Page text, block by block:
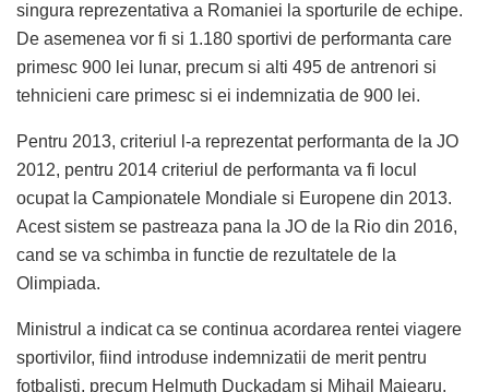
singura reprezentativa a Romaniei la sporturile de echipe.
De asemenea vor fi si 1.180 sportivi de performanta care
primesc 900 lei lunar, precum si alti 495 de antrenori si
tehnicieni care primesc si ei indemnizatia de 900 lei.
Pentru 2013, criteriul l-a reprezentat performanta de la JO
2012, pentru 2014 criteriul de performanta va fi locul
ocupat la Campionatele Mondiale si Europene din 2013.
Acest sistem se pastreaza pana la JO de la Rio din 2016,
cand se va schimba in functie de rezultatele de la
Olimpiada.
Ministrul a indicat ca se continua acordarea rentei viagere
sportivilor, fiind introduse indemnizatii de merit pentru
fotbalisti, precum Helmuth Duckadam si Mihail Majearu,